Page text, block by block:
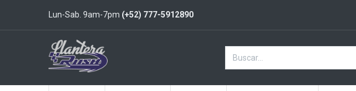
Lun-Sab. 9am-7pm (+52) 777-5912890